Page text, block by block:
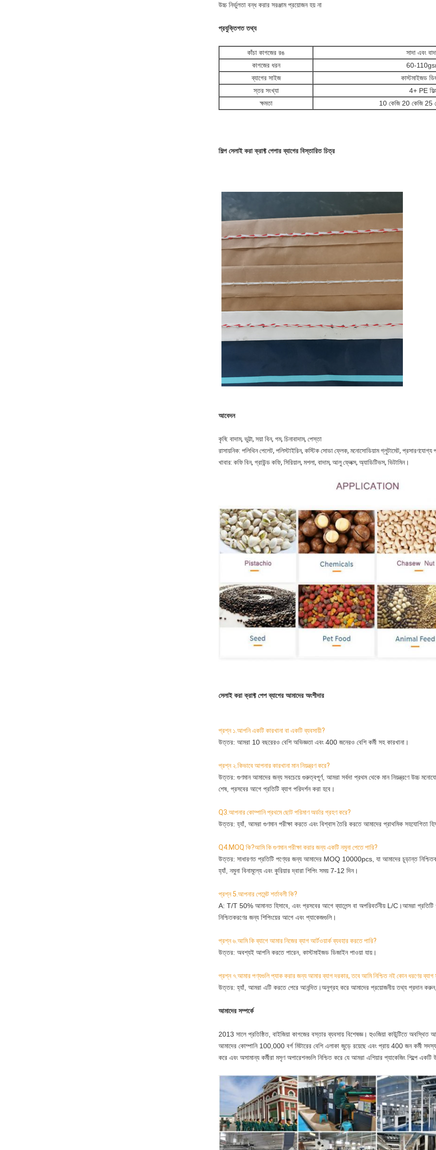
উচ্চ নির্ভুলতা বন্ধ করার সরঞ্জাম প্রয়োজন হয় না
প্রযুক্তিগত তথ্য
কাঁচা কাগজের রঙ
সাদা এবং
কাগজের ধরন
60-
ব্যাগের সাইজ
কাস্টমাইজড
স্তর সংখ্যা
4+ PE
ক্ষমতা
10 কেজি 20 কেজি 25
শিল্প সেলাই করা ক্রাফ্ট পেপার ব্যাগের বিস্তারিত চিত্র
আবেদন
কৃষি: বাদাম, ভুট্টা, সয়া বিন, গম, চিনাবাদাম, পেস্তা
রাসায়নিক: পলিথিন পেলেট, পলিস্টাইরিন, কস্টিক সোডা ফ্লেক, মনোসোডিয়াম গ্লুটামেট, প্রসারণযোগ্য
খাবার: কফি বিন, গ্রাউন্ড কফি, সিরিয়াল, মশলা, বাদাম, আলু ফ্লেক্স, অ্যাডিটিভস, ভিটামিন।
সেলাই করা ক্রাফ্ট পেপ ব্যাগের আমাদের অংশীদার
প্রশ্ন ১.আপনি একটি কারখানা বা একটি ব্যবসায়ী?
উত্তর: আমরা 10 বছরেরও বেশি অভিজ্ঞতা এবং 400 জনেরও বেশি কর্মী সহ কারখানা।
প্রশ্ন ২.কিভাবে আপনার কারখানা মান নিয়ন্ত্রণ করে?
উত্তর: গুণমান আমাদের জন্য সবচেয়ে গুরুত্বপূর্ণ, আমরা সর্বদা প্রথম থেকে মান নিয়ন্ত্রণে উচ্চ
শেষ, প্রসবের আগে প্রতিটি ব্যাগ পরিদর্শন করা হবে।
Q3.আপনার কোম্পানি প্রথমে ছোট পরিমাণ অর্ডার গ্রহণ করে?
উত্তর: হ্যাঁ, আমরা গুণমান পরীক্ষা করতে এবং বিশ্বাস তৈরি করতে আমাদের প্রাথমিক সহযোগিতা
Q4.MOQ কি?আমি কি গুণমান পরীক্ষা করার জন্য একটি নমুনা পেতে পারি?
উত্তর: সাধারণত প্রতিটি পণ্যের জন্য আমাদের MOQ 10000pcs, যা আমাদের চূড়ান্ত
হ্যাঁ, নমুনা বিনামূল্যে এবং কুরিয়ার দ্বারা শিপিং সময় 7-12 দিন।
প্রশ্ন 5. আপনার পেমেন্ট শর্তাবলী কি?
A: T/T 50% আমানত হিসাবে, এবং প্রসবের আগে ব্যালেন্স বা অপরিবর্তনীয় L/C।আমরা প্রতিটি
নিশ্চিতকরণের জন্য শিপিংয়ের আগে এবং প্যাকেজগুলি।
প্রশ্ন ৬.আমি কি ব্যাগে আমার নিজের ব্যাগ আর্টওয়ার্ক ব্যবহার করতে পারি?
উত্তর: অবশ্যই আপনি করতে পারেন, কাস্টমাইজড ডিজাইন পাওয়া যায়।
প্রশ্ন ৭.আমার পণ্যগুলি প্যাক করার জন্য আমার ব্যাগ দরকার, তবে আমি নিশ্চিত নই কোন ধরণের
উত্তর: হ্যাঁ, আমরা এটি করতে পেরে আনন্দিত।অনুগ্রহ করে আমাদের প্রয়োজনীয় তথ্য প্রদান
আমাদের সম্পর্কে
2013 সালে প্রতিষ্ঠিত, বাইজিয়া কাগজের বস্তার ব্যবসায় বিশেষজ্ঞ। হুওজিয়া কাউন্টিতে অবস্থিত
আমাদের কোম্পানি 100,000 বর্গ মিটারের বেশি এলাকা জুড়ে রয়েছে এবং প্রায় 400 জন কর্মী সদস্য
করে এবং অসামান্য কর্মীরা মসৃণ অপারেশনগুলি নিশ্চিত করে যে আমরা এশিয়ার প্যাকেজিং শিল্পে একটি